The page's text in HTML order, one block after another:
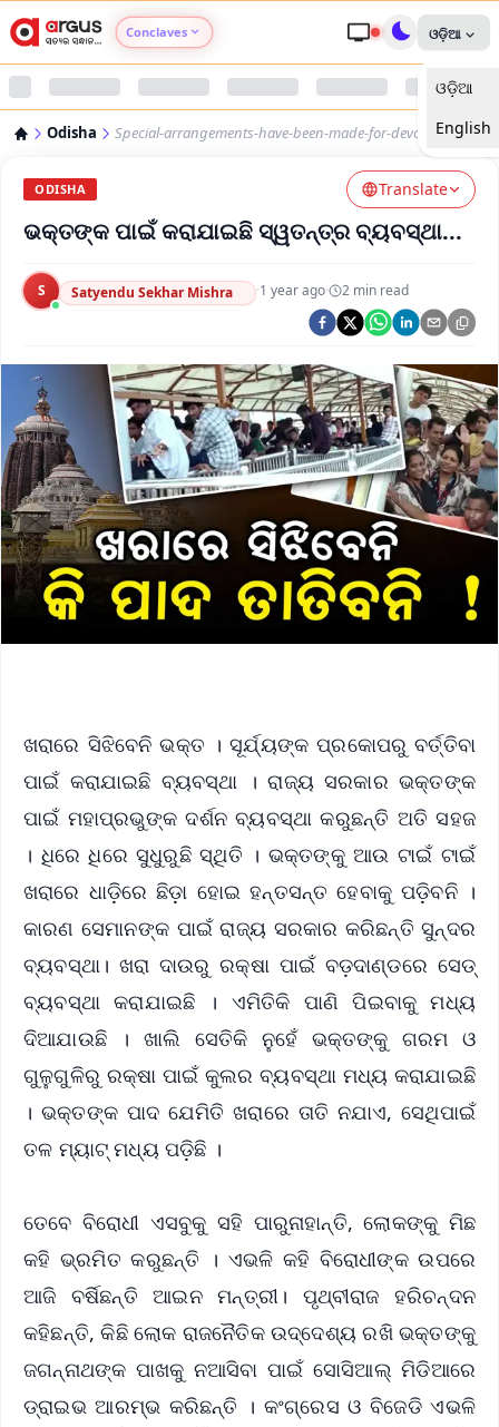
Conclaves
Argus Nari Shakti
Argus Swaad Odisha
Argus Chalo Dekhein Apna Desh
ଓଡ଼ିଆ
ଓଡ଼ିଆ
English
Odisha Special-arrangements-have-been-made-for-devotees
ODISHA Translate
ଭକ୍ତଙ୍କ ପାଇଁ କରାଯାଇଛି ସ୍ୱତନ୍ତ୍ର ବ୍ୟବସ୍ଥା...
S Satyendu Sekhar Mishra ·1 year ago· 2 min read
ଖରାରେ ସିଝିବେନି ଭକ୍ତ । ସୂର୍ଯ୍ୟଙ୍କ ପ୍ରକୋପରୁ ବର୍ତ୍ତିବା
ପାଇଁ କରାଯାଇଛି ବ୍ୟବସ୍ଥା । ରାଜ୍ୟ ସରକାର ଭକ୍ତଙ୍କ
ପାଇଁ ମହାପ୍ରଭୁଙ୍କ ଦର୍ଶନ ବ୍ୟବସ୍ଥା କରୁଛନ୍ତି ଅତି ସହଜ
। ଧିରେ ଧିରେ ସୁଧୁରୁଛି ସ୍ଥିତି । ଭକ୍ତଙ୍କୁ ଆଉ ଟାଇଁ ଟାଇଁ
ଖରାରେ ଧାଡ଼ିରେ ଛିଡ଼ା ହୋଇ ହନ୍ତସନ୍ତ ହେବାକୁ ପଡ଼ିବନି ।
କାରଣ ସେମାନଙ୍କ ପାଇଁ ରାଜ୍ୟ ସରକାର କରିଛନ୍ତି ସୁନ୍ଦର
ବ୍ୟବସ୍ଥା। ଖରା ଦାଉରୁ ରକ୍ଷା ପାଇଁ ବଡ଼ଦାଣ୍ଡରେ ସେଡ୍‌
ବ୍ୟବସ୍ଥା କରାଯାଇଛି । ଏମିତିକି ପାଣି ପିଇବାକୁ ମଧ୍ୟ
ଦିଆଯାଉଛି । ଖାଲି ସେତିକି ନୁହେଁ ଭକ୍ତଙ୍କୁ ଗରମ ଓ
ଗୁଳୁଗୁଳିରୁ ରକ୍ଷା ପାଇଁ କୁଲର ବ୍ୟବସ୍ଥା ମଧ୍ୟ କରାଯାଇଛି
। ଭକ୍ତଙ୍କ ପାଦ ଯେମିତି ଖରାରେ ତାତି ନଯାଏ, ସେଥିପାଇଁ
ତଳ ମ୍ୟାଟ୍‌ ମଧ୍ୟ ପଡ଼ିଛି ।
ତେବେ ବିରୋଧୀ ଏସବୁକୁ ସହି ପାରୁନାହାନ୍ତି, ଲୋକଙ୍କୁ ମିଛ
କହି ଭ୍ରମିତ କରୁଛନ୍ତି । ଏଭଳି କହି ବିରୋଧୀଙ୍କ ଉପରେ
ଆଜି ବର୍ଷିଛନ୍ତି ଆଇନ ମନ୍ତ୍ରୀ। ପୃଥ୍ବୀରାଜ ହରିଚନ୍ଦନ
କହିଛନ୍ତି, କିଛି ଲୋକ ରାଜନୈତିକ ଉଦ୍ଦେଶ୍ୟ ରଖି ଭକ୍ତଙ୍କୁ
ଜଗନ୍ନାଥଙ୍କ ପାଖକୁ ନଆସିବା ପାଇଁ ସୋସିଆଲ୍ ମିଡିଆରେ
ଡ୍ରାଇଭ ଆରମ୍ଭ କରିଛନ୍ତି । କଂଗ୍ରେସ ଓ ବିଜେଡି ଏଭଳି